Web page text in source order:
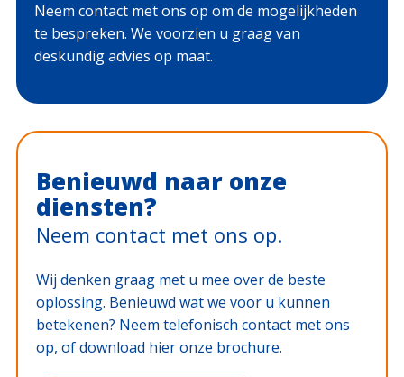
Neem contact met ons op om de mogelijkheden
te bespreken. We voorzien u graag van
deskundig advies op maat.
Benieuwd naar onze
diensten?
Neem contact met ons op.
Wij denken graag met u mee over de beste
oplossing. Benieuwd wat we voor u kunnen
betekenen? Neem telefonisch contact met ons
op, of download hier onze brochure.